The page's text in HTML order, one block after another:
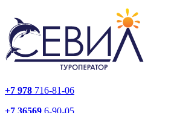
+7 978 716-81-06
+7 36569 6-90-05